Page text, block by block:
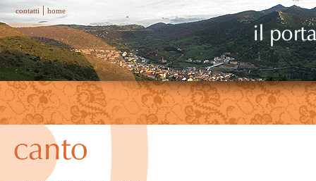
contatti | home